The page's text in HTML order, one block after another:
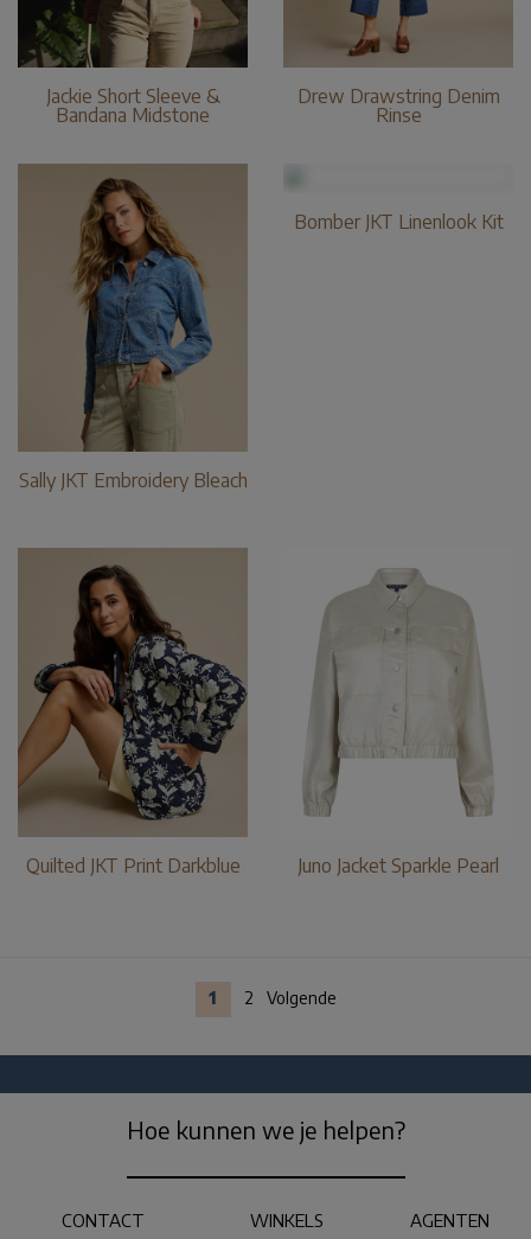
Jackie Short Sleeve &
Bandana Midstone
Drew Drawstring Denim
Rinse
Sally JKT Embroidery Bleach
Bomber JKT Linenlook Kit
Quilted JKT Print Darkblue Juno Jacket Sparkle Pearl
1 2 Volgende
Hoe kunnen we je helpen?
CONTACT WINKELS AGENTEN